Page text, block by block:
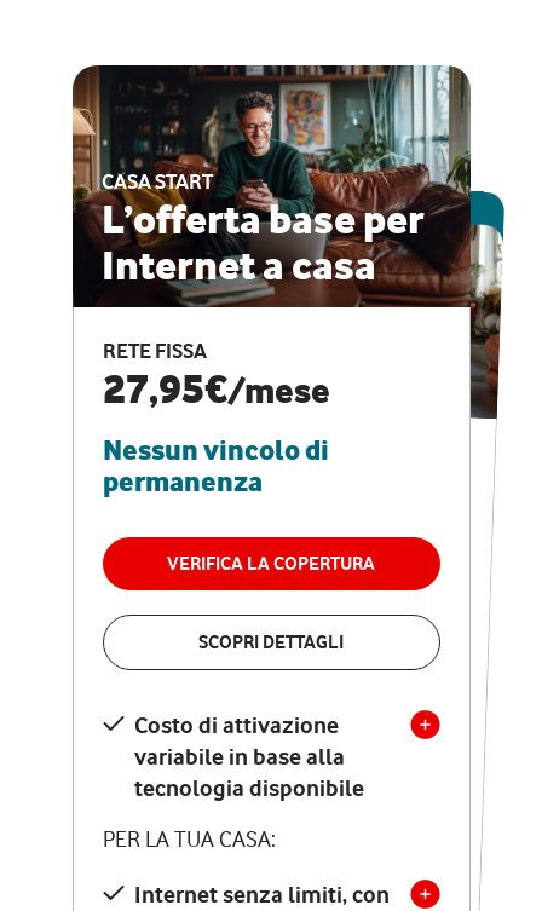
CASA START
L’offerta base per
Internet a casa
RETE FISSA
27,95€/mese
Nessun vincolo di
permanenza
VERIFICA LA COPERTURA
SCOPRI DETTAGLI
Costo di attivazione
variabile in base alla
tecnologia disponibile
PER LA TUA CASA:
Internet senza limiti, con
ESCLUSIVA ONLINE
CASA PRO
Internet veloce e
vantaggi speciali
RETE FISSA + VODAFONE CLUB
29,95€
permanenza
VERIFICA LA COPERTURA
Costo di attivazione
variabile in base alla
tecnologia disponibile
PER LA TUA CASA:
Internet senza limiti, con
la migliore tecnologia